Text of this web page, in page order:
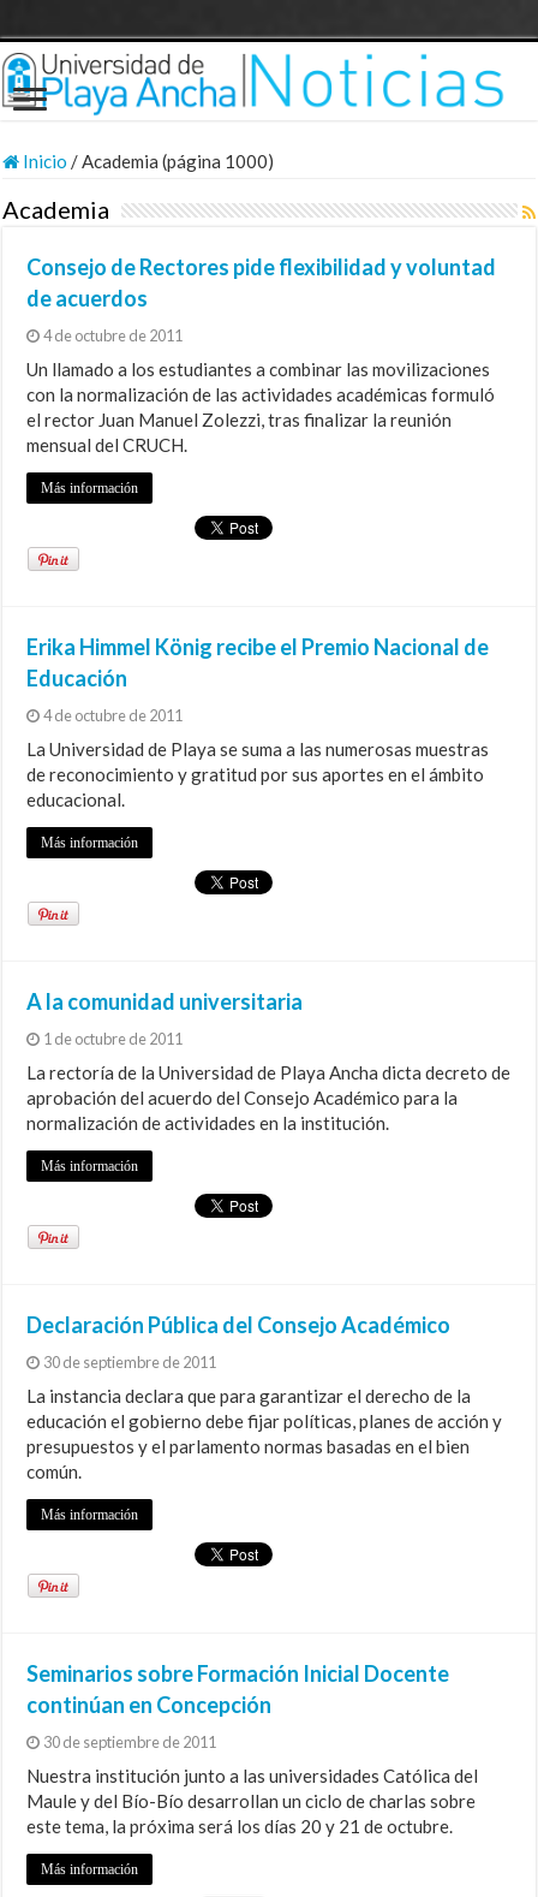
Inicio /Academia (página 1000)
Academia
Consejo de Rectores pide flexibilidad y voluntad
de acuerdos
4 de octubre de 2011
Un llamado a los estudiantes a combinar las movilizaciones
con la normalización de las actividades académicas formuló
el rector Juan Manuel Zolezzi, tras finalizar la reunión
mensual del CRUCH.
Más información
Erika Himmel König recibe el Premio Nacional de
Educación
4 de octubre de 2011
La Universidad de Playa se suma a las numerosas muestras
de reconocimiento y gratitud por sus aportes en el ámbito
educacional.
Más información
A la comunidad universitaria
1 de octubre de 2011
La rectoría de la Universidad de Playa Ancha dicta decreto de
aprobación del acuerdo del Consejo Académico para la
normalización de actividades en la institución.
Más información
Declaración Pública del Consejo Académico
30 de septiembre de 2011
La instancia declara que para garantizar el derecho de la
educación el gobierno debe fijar políticas, planes de acción y
presupuestos y el parlamento normas basadas en el bien
común.
Más información
Seminarios sobre Formación Inicial Docente
continúan en Concepción
30 de septiembre de 2011
Nuestra institución junto a las universidades Católica del
Maule y del Bío-Bío desarrollan un ciclo de charlas sobre
este tema, la próxima será los días 20 y 21 de octubre.
Más información